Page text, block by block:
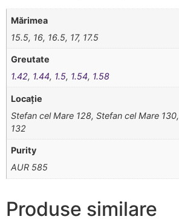
Mărimea
15.5, 16, 16.5, 17, 17.5
Greutate
1.42, 1.44, 1.5, 1.54, 1.58
Locație
Stefan cel Mare 128, Stefan cel Mare
132
Purity
AUR 585
Produse similare